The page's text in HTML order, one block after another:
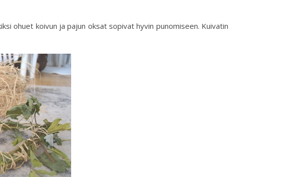
ohuet koivun ja pajun oksat sopivat hyvin punomiseen. Kuivatin